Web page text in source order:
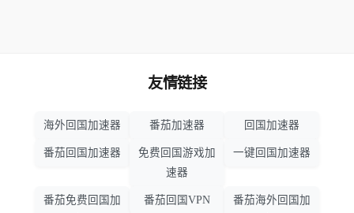
友情链接
海外回国加速器 番茄加速器 回国加速器
番茄回国加速器
免费回国游戏加
速器
一键回国加速器
番茄免费回国加
番茄回国VPN
番茄海外回国加